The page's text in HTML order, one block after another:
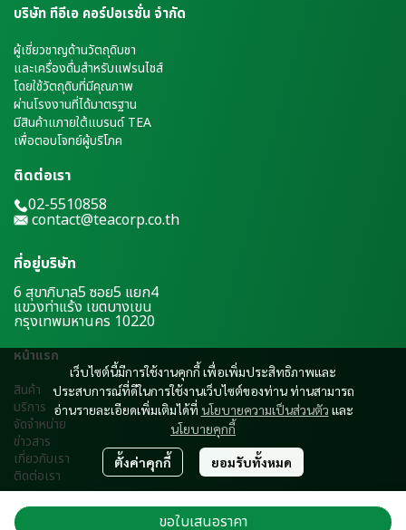
ขอใบเสนอราคา
เว็บไซต์นี้มีการใช้งานคุกกี้ เพื่อเพิ่มประสิทธิภาพและ
ประสบการณ์ที่ดีในการใช้งานเว็บไซต์ของท่าน ท่านสามารถ
อ่านรายละเอียดเพิ่มเติมได้ที่ นโยบายความเป็นส่วนตัว และ
นโยบายคุกกี้
ตั้งค่าคุกกี้ ยอมรับทั้งหมด
บริษัท ทีอีเอ คอร์ปอเรชั่น จำกัด
ผู้เชี่ยวชาญด้านวัตถุดิบชา
และเครื่องดื่มสำหรับแฟรนไชส์
โดยใช้วัตถุดิบที่มีคุณภาพ
ผ่านโรงงานที่ได้มาตรฐาน
มีสินค้าแภายใต้แบรนด์ TEA
เพื่อตอบโจทย์ผู้บริโภค
ติดต่อเรา
02-5510858
contact@teacorp.co.th
ที่อยู่บริษัท
6 สุขาภิบาล5 ซอย5 แยก4
แขวงท่าแร้ง เขตบางเขน
กรุงเทพมหานคร 10220
หน้าแรก
สินค้า
บริการ
จัดจำหน่าย
ข่าวสาร
เกี่ยวกับเรา
ติดต่อเรา